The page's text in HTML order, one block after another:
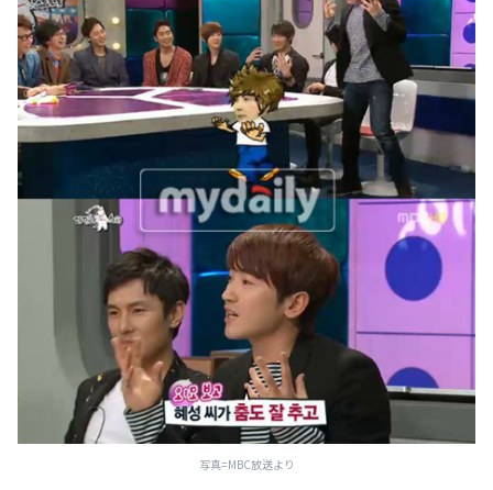
写真=MBC放送より